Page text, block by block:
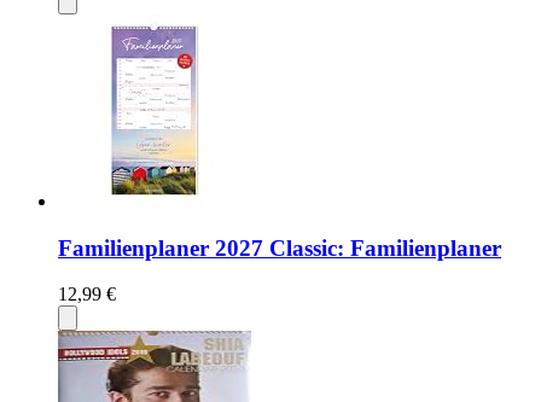
Familienplaner 2027 Classic: Familienplaner
12,99 €